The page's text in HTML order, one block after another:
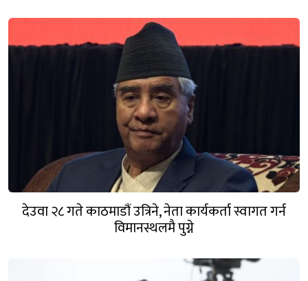
देउवा २८ गते काठमाडौं उत्रिने, नेता कार्यकर्ता स्वागत गर्न
विमानस्थलमै पुग्ने